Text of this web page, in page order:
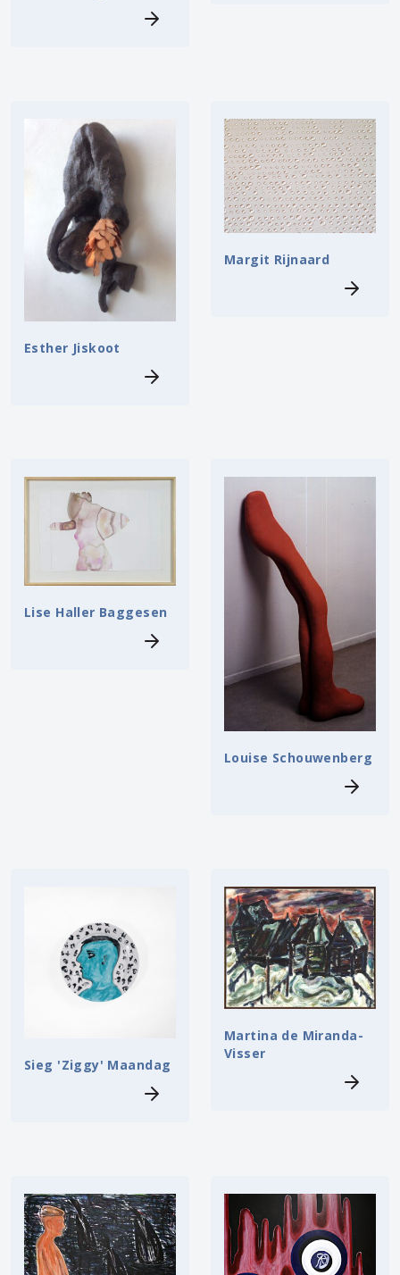
Esther Jiskoot
Margit Rijnaard
Lise Haller Baggesen
Louise Schouwenberg
Sieg 'Ziggy' Maandag
Martina de Miranda-
Visser